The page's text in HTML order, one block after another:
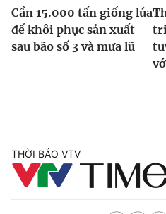
Cần 15.000 tấn giống lúa
để khôi phục sản xuất
sau bão số 3 và mưa lũ
THỜI BÁO VTV